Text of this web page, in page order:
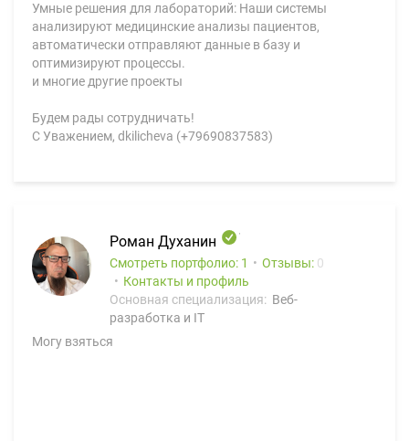
Умные решения для лабораторий: Наши системы
анализируют медицинские анализы пациентов,
автоматически отправляют данные в базу и
оптимизируют процессы.
и многие другие проекты
Будем рады сотрудничать!
С Уважением, dkilicheva (+79690837583)
Роман Духанин
Смотреть портфолио: 1 Отзывы: 0
Контакты и профиль
Основная специализация: Веб-
разработка и IT
Могу взяться